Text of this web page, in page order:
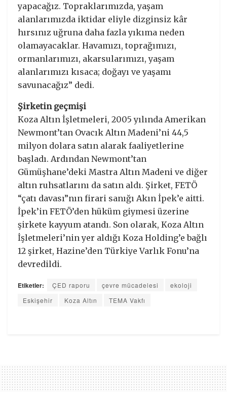
yapacağız. Topraklarımızda, yaşam
alanlarımızda iktidar eliyle dizginsiz kâr
hırsınız uğruna daha fazla yıkıma neden
olamayacaklar. Havamızı, toprağımızı,
ormanlarımızı, akarsularımızı, yaşam
alanlarımızı kısaca; doğayı ve yaşamı
savunacağız” dedi.
Şirketin geçmişi
Koza Altın İşletmeleri, 2005 yılında Amerikan
Newmont’tan Ovacık Altın Madeni’ni 44,5
milyon dolara satın alarak faaliyetlerine
başladı. Ardından Newmont’tan
Gümüşhane’deki Mastra Altın Madeni ve diğer
altın ruhsatlarını da satın aldı. Şirket, FETÖ
“çatı davası”nın firari sanığı Akın İpek’e aitti.
İpek’in FETÖ’den hüküm giymesi üzerine
şirkete kayyum atandı. Son olarak, Koza Altın
İşletmeleri’nin yer aldığı Koza Holding’e bağlı
12 şirket, Hazine’den Türkiye Varlık Fonu’na
devredildi.
Etiketler: ÇED raporu çevre mücadelesi
ekoloji
Eskişehir
Koza Altın TEMA Vakfı